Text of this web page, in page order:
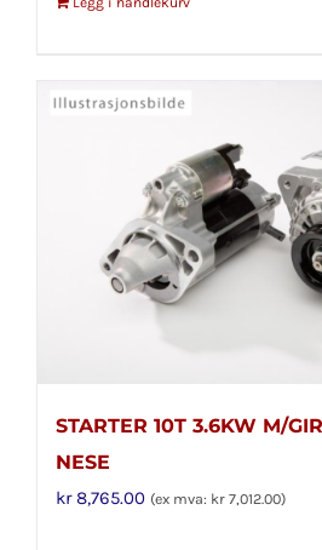
STARTER 10T 3.6KW M/
NESE
kr8,765.00 (ex mva: kr 7,012.00)